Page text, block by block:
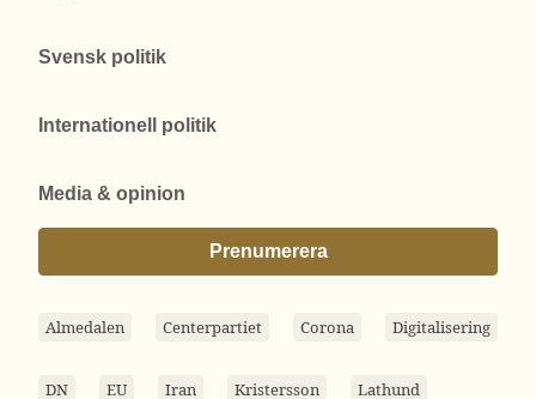
Svensk politik
Internationell politik
Media & opinion
Prenumerera
Almedalen Centerpartiet Corona Digitalisering
DN EU Iran Kristersson Lathund